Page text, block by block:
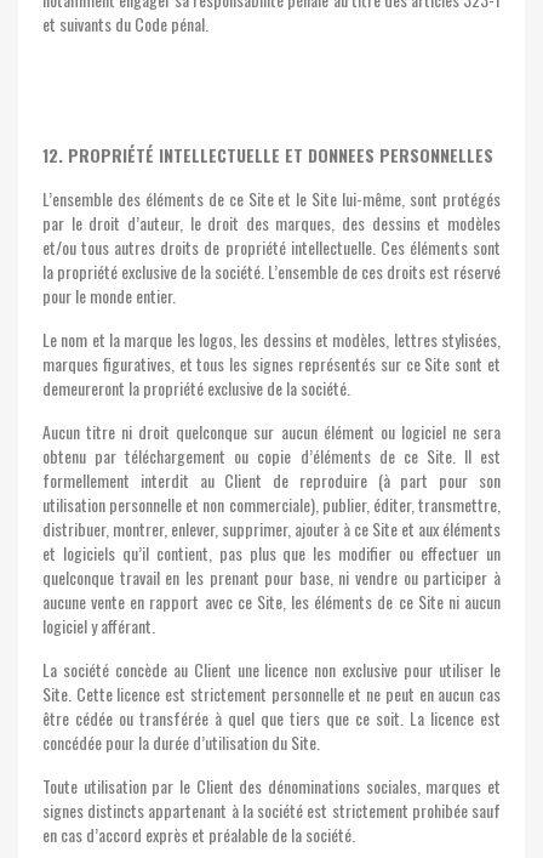
et suivants du Code pénal.
12. PROPRIÉTÉ INTELLECTUELLE ET DONNEES PERSONNELLES
L’ensemble des éléments de ce Site et le Site lui-même, sont protégés
par le droit d’auteur, le droit des marques, des dessins et modèles
et/ou tous autres droits de propriété intellectuelle. Ces éléments sont
la propriété exclusive de la société. L’ensemble de ces droits est réservé
pour le monde entier.
Le nom et la marque les logos, les dessins et modèles, lettres stylisées,
marques figuratives, et tous les signes représentés sur ce Site sont et
demeureront la propriété exclusive de la société.
Aucun titre ni droit quelconque sur aucun élément ou logiciel ne sera
obtenu par téléchargement ou copie d’éléments de ce Site. Il est
formellement interdit au Client de reproduire (à part pour son
utilisation personnelle et non commerciale), publier, éditer, transmettre,
distribuer, montrer, enlever, supprimer, ajouter à ce Site et aux éléments
et logiciels qu’il contient, pas plus que les modifier ou effectuer un
quelconque travail en les prenant pour base, ni vendre ou participer à
aucune vente en rapport avec ce Site, les éléments de ce Site ni aucun
logiciel y afférant.
La société concède au Client une licence non exclusive pour utiliser le
Site. Cette licence est strictement personnelle et ne peut en aucun cas
être cédée ou transférée à quel que tiers que ce soit. La licence est
concédée pour la durée d’utilisation du Site.
Toute utilisation par le Client des dénominations sociales, marques et
signes distincts appartenant à la société est strictement prohibée sauf
en cas d’accord exprès et préalable de la société.